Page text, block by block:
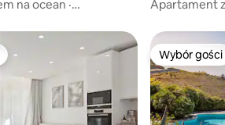
na ocean ·
Apartament
z kategorii Wybór gości Wybór gości
Wybór gości